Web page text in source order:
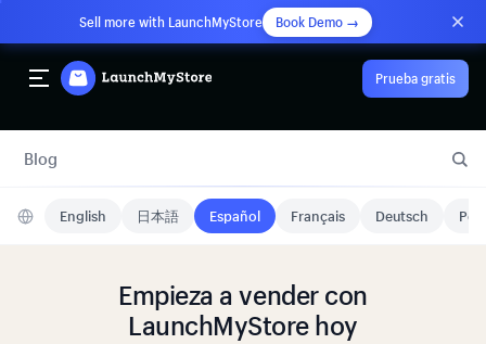
Sell more with LaunchMyStore Book Demo →
Prueba gratis
Blog
English 日本語 Español Français Deutsch
Empieza a vender con
LaunchMyStore hoy